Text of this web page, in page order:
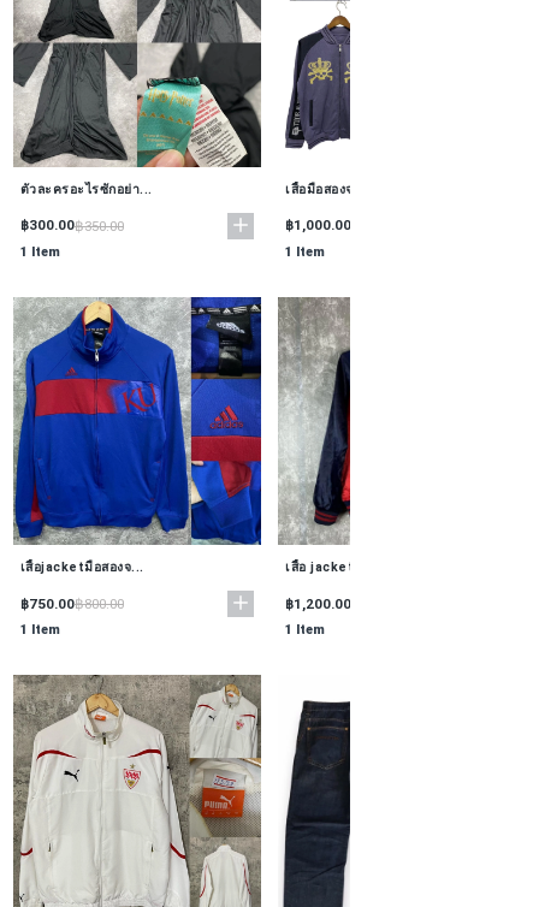
ตัวละครอะไรซักอย่า...
฿300.00฿350.00
1 Item
เสื้อมือสองจากต่าง...
฿1,000.00
1 Item
เสื้อjacketมือสองจ...
฿750.00฿800.00
1 Item
เสื้อ jacket มือสอ...
฿1,200.00
1 Item